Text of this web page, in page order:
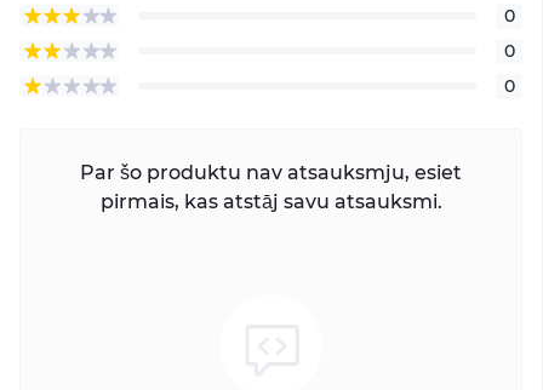
0
0
0
Par šo produktu nav atsauksmju, esiet
pirmais, kas atstāj savu atsauksmi.